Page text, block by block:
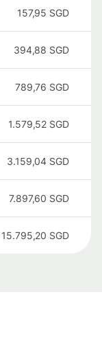
157,95 SGD
394,88 SGD
789,76 SGD
1.579,52 SGD
3.159,04 SGD
7.897,60 SGD
15.795,20 SGD